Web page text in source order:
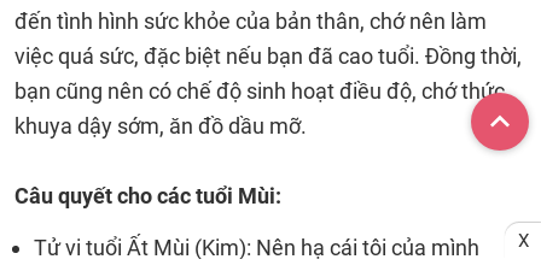
đến tình hình sức khỏe của bản thân, chớ nên làm
việc quá sức, đặc biệt nếu bạn đã cao tuổi. Đồng thời,
bạn cũng nên có chế độ sinh hoạt điều độ, chớ thức
khuya dậy sớm, ăn đồ dầu mỡ.
Câu quyết cho các tuổi Mùi:
Tử vi tuổi Ất Mùi (Kim): Nên hạ cái tôi của mình
X